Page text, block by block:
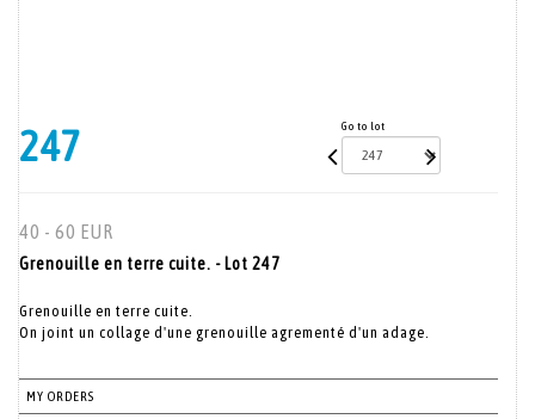
247 Go to lot
40 - 60 EUR
Grenouille en terre cuite. - Lot 247
Grenouille en terre cuite.
On joint un collage d'une grenouille agrementé d'un adage.
MY ORDERS